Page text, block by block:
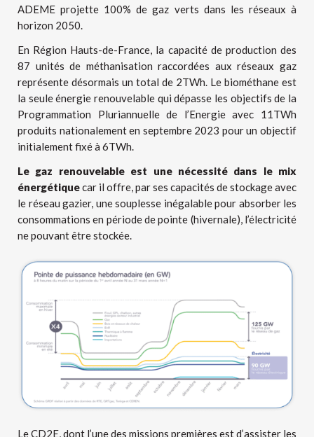
ADEME projette 100% de gaz verts dans les réseaux à
horizon 2050.
En Région Hauts-de-France, la capacité de production des
87 unités de méthanisation raccordées aux réseaux gaz
représente désormais un total de 2TWh. Le biométhane est
la seule énergie renouvelable qui dépasse les objectifs de la
Programmation Pluriannuelle de l’Energie avec 11TWh
produits nationalement en septembre 2023 pour un objectif
initialement fixé à 6TWh.
Le gaz renouvelable est une nécessité dans le mix
énergétiquecar il offre, par ses capacités de stockage avec
le réseau gazier, une souplesse inégalable pour absorber les
consommations en période de pointe (hivernale), l’électricité
ne pouvant être stockée.
Le CD2E, dont l’une des missions premières est d’assister les